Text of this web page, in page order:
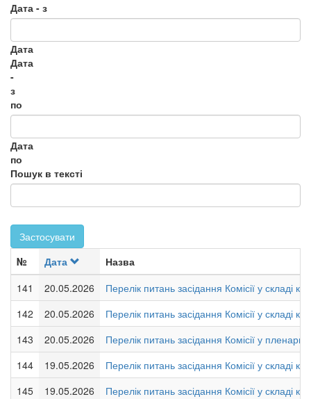
Дата - з
Дата
Дата
-
з
по
Дата
по
Пошук в тексті
Застосувати
№
Дата
Назва
141
20.05.2026
Перелік питань засідання Комісії у складі
142
20.05.2026
Перелік питань засідання Комісії у складі
143
20.05.2026
Перелік питань засідання Комісії у
144
19.05.2026
Перелік питань засідання Комісії у складі
145
19.05.2026
Перелік питань засідання Комісії у складі